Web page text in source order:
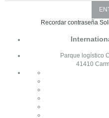
Recordar contraseña
Parque logístico
41410